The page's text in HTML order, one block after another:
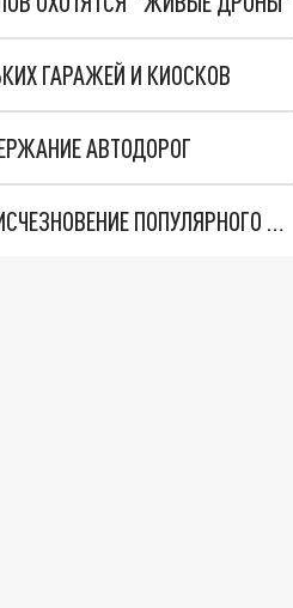
ГАРАЖЕЙ И КИОСКОВ
АВТОДОРОГ
ГЛАВА КЕМЕРОВА ДМИТРИЙ АНИСИМОВ ПРОКОММЕНТИРОВАЛ ИСЧЕЗНОВЕНИЕ ПОПУЛЯРНОГО МАРШРУТА №61